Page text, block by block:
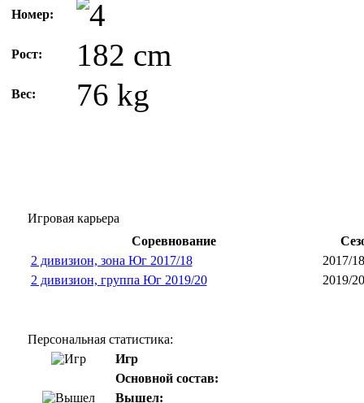
Номер:
Рост: 182 cm
Вес: 76 kg
Игровая карьера
Соревнование
2 дивизион, зона Юг 2017/18
2017/18
2 дивизион, группа Юг 2019/20
2019/20
Персональная статистика:
Игр
Основной состав:
Вышел: